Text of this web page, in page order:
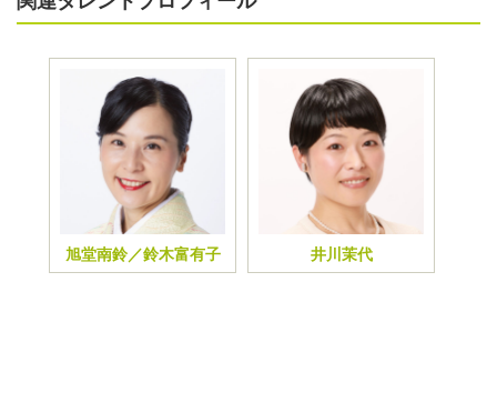
旭堂南鈴／鈴木富有子 井川茉代